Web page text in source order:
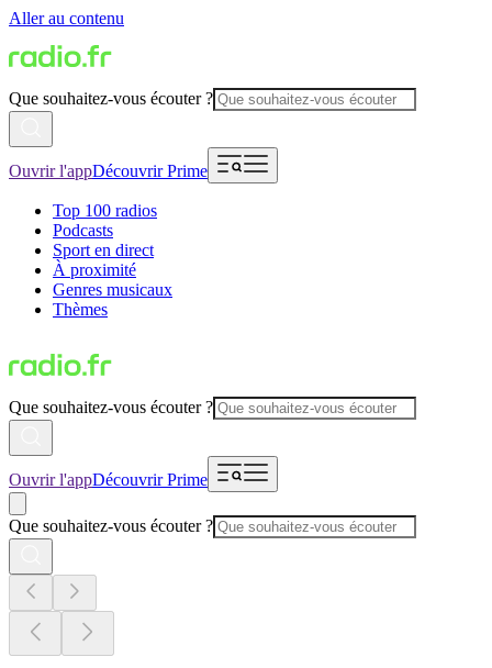
Aller au contenu
Que souhaitez-vous écouter ?
Ouvrir l'appDécouvrir Prime
Top 100 radios
Podcasts
Sport en direct
À proximité
Genres musicaux
Thèmes
Que souhaitez-vous écouter ?
Ouvrir l'appDécouvrir Prime
Que souhaitez-vous écouter ?